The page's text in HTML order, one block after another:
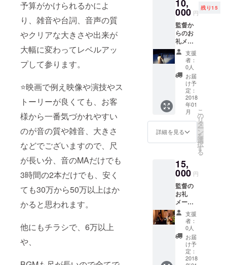
予算がかけられるかによ
り、雑音や台詞、音声の質
やクリアな大きさや出来が
大幅に変わってレベルアッ
プして参ります。
⭐️映画で例え映像や演技やス
トーリーが良くても、お客
様から一番気づかれやすい
のが音の質や雑音、大きさ
などでございますので、尺
が長い分、音のMAだけでも
3時間の2本だけでも、安く
ても30万から50万以上はか
かると思われます。
他にもチラシで、6万以上
や、
督のメ
イン出
演 地上
波テレ
ビドラ
マDVD
プレゼ
ント
10,
000 円
残り15
監督か
らのお
礼メー
ル 監
督、好
きな女
優俳優
のサイ
ン エン
ドロー
ルクレ
ジット
監督の
作詞作
曲2曲入
りCD 奇
リスマ
ス DVD
プレゼ
ント(簡
易パッ
ケージ)
支援
者：
0人
お届
け予
定：
2018
年01
月
詳細を見る
こ
の
リ
タ
ー
ン
を
選
択
す
る
15,
000 円
監督の
お礼
メール
監督、
好きな
主演女
優俳優
のサイ
ン エン
ドロー
支援
者：
0人
お届
け予
定：
2018